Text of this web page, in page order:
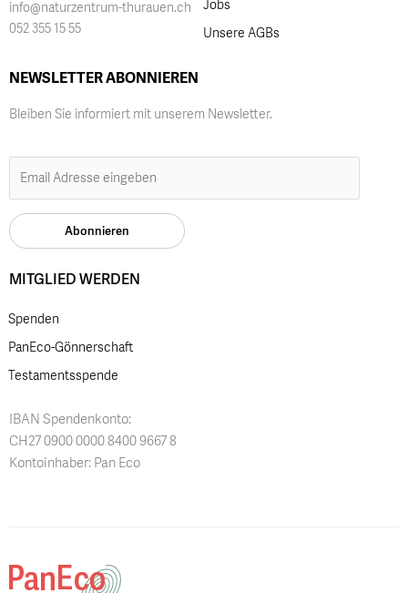
info@naturzentrum-thurauen.ch
052 355 15 55
Jobs
Unsere AGBs
NEWSLETTER ABONNIEREN
Bleiben Sie informiert mit unserem Newsletter.
MITGLIED WERDEN
Spenden
PanEco-Gönnerschaft
Testamentsspende
IBAN Spendenkonto:
CH27 0900 0000 8400 9667 8
Kontoinhaber: Pan Eco